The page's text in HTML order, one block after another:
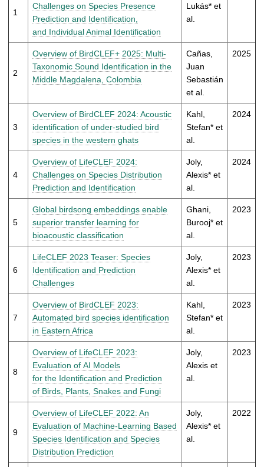
1
Challenges on Species Presence
Prediction and Identification,
and Individual Animal Identification
Lukás* et
al.
2
Overview of BirdCLEF+ 2025: Multi-
Taxonomic Sound Identification in the
Middle Magdalena, Colombia
Cañas,
Juan
Sebastián
et al.
2025
3
Overview of BirdCLEF 2024: Acoustic
identification of under-studied bird
species in the western ghats
Kahl,
Stefan* et
al.
2024
4
Overview of LifeCLEF 2024:
Challenges on Species Distribution
Prediction and Identification
Joly,
Alexis* et
al.
2024
5
Global birdsong embeddings enable
superior transfer learning for
bioacoustic classification
Ghani,
Burooj* et
al.
2023
6
LifeCLEF 2023 Teaser: Species
Identification and Prediction
Challenges
Joly,
Alexis* et
al.
2023
7
Overview of BirdCLEF 2023:
Automated bird species identification
in Eastern Africa
Kahl,
Stefan* et
al.
2023
8
Overview of LifeCLEF 2023:
Evaluation of AI Models
for the Identification and Prediction
of Birds, Plants, Snakes and Fungi
Joly,
Alexis et
al.
2023
9
Overview of LifeCLEF 2022: An
Evaluation of Machine-Learning Based
Species Identification and Species
Distribution Prediction
Joly,
Alexis* et
al.
2022